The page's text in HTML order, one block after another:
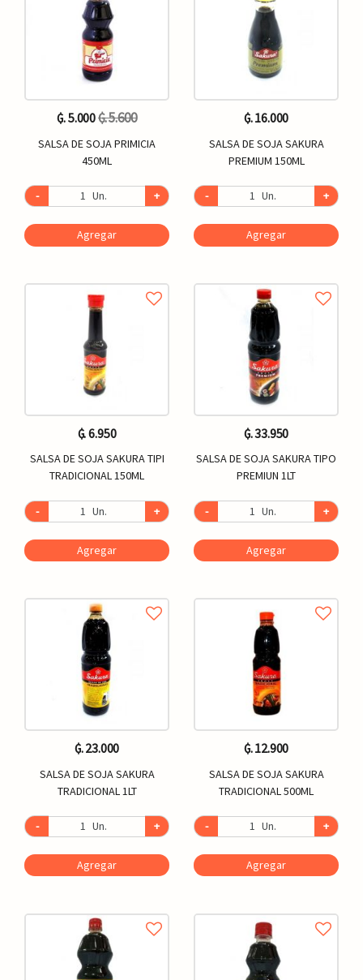
₲. 5.000₲. 5.600
SALSA DE SOJA PRIMICIA
450ML
- Un. +
Agregar
₲. 16.000
SALSA DE SOJA SAKURA
PREMIUM 150ML
- Un. +
Agregar
₲. 6.950
SALSA DE SOJA SAKURA TIPI
TRADICIONAL 150ML
- Un. +
Agregar
₲. 33.950
SALSA DE SOJA SAKURA TIPO
PREMIUN 1LT
- Un. +
Agregar
₲. 23.000
SALSA DE SOJA SAKURA
TRADICIONAL 1LT
- Un. +
Agregar
₲. 12.900
SALSA DE SOJA SAKURA
TRADICIONAL 500ML
- Un. +
Agregar